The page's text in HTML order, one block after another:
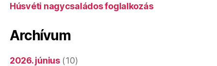
Húsvéti nagycsaládos foglalkozás
Archívum
2026. június(10)